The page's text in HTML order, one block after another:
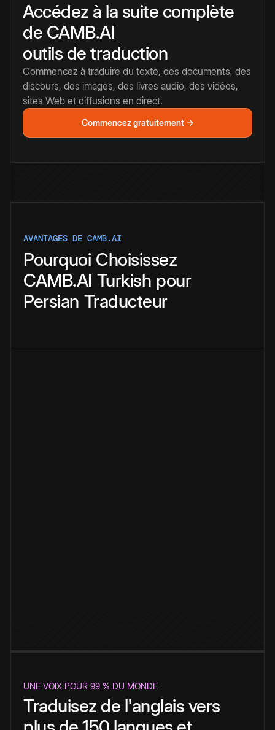
Accédez à la suite complète
de CAMB.AI
outils de traduction
Commencez à traduire du texte, des documents, des
discours, des images, des livres audio, des vidéos,
sites Web et diffusions en direct.
Commencez gratuitement →
AVANTAGES DE CAMB.AI
Pourquoi Choisissez
CAMB.AI Turkish pour
Persian Traducteur
UNE VOIX POUR 99 % DU MONDE
Traduisez de l'anglais vers